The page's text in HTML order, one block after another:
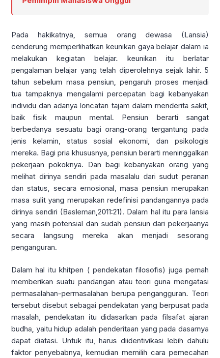
Pada hakikatnya, semua orang dewasa (Lansia)
cenderung memperlihatkan keunikan gaya belajar dalam ia
melakukan kegiatan belajar. keunikan itu berlatar
pengalaman belajar yang telah diperolehnya sejak lahir. 5
tahun sebelum masa pensiun, pengaruh proses menjadi
tua tampaknya mengalami percepatan bagi kebanyakan
individu dan adanya loncatan tajam dalam menderita sakit,
baik fisik maupun mental. Pensiun berarti sangat
berbedanya sesuatu bagi orang-orang tergantung pada
jenis kelamin, status sosial ekonomi, dan psikologis
mereka. Bagi pria khususnya, pensiun berarti meninggalkan
pekerjaan pokoknya. Dan bagi kebanyakan orang yang
melihat dirinya sendiri pada masalalu dari sudut peranan
dan status, secara emosional, masa pensiun merupakan
masa sulit yang merupakan redefinisi pandangannya pada
dirinya sendiri (Basleman,2011:21). Dalam hal itu para lansia
yang masih potensial dan sudah pensiun dari pekerjaanya
secara langsung mereka akan menjadi sesorang
penganguran.
Dalam hal itu khitpen ( pendekatan filosofis) juga pernah
memberikan suatu pandangan atau teori guna mengatasi
permasalahan-permasalahan berupa pengangguran. Teori
tersebut disebut sebagai pendekatan yang berpusat pada
masalah, pendekatan itu didasarkan pada filsafat ajaran
budha, yaitu hidup adalah penderitaan yang pada dasarnya
dapat diatasi. Untuk itu, harus diidentivikasi lebih dahulu
faktor penyebabnya, kemudian memilih cara pemecahan